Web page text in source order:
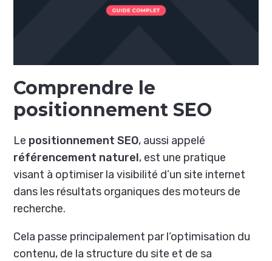
Comprendre le
positionnement SEO
Le positionnement SEO, aussi appelé
référencement naturel, est une pratique
visant à optimiser la visibilité d’un site internet
dans les résultats organiques des moteurs de
recherche.
Cela passe principalement par l’optimisation du
contenu, de la structure du site et de sa